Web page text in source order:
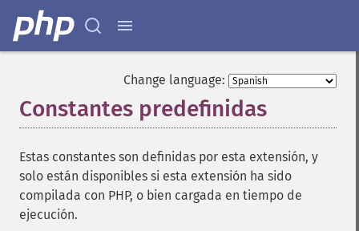
Change language:
Constantes predefinidas
Estas constantes son definidas por esta extensión, y
solo están disponibles si esta extensión ha sido
compilada con PHP, o bien cargada en tiempo de
ejecución.